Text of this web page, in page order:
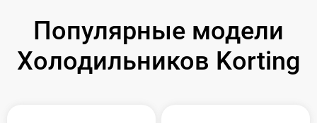
Популярные модели
Холодильников Korting